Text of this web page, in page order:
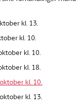
kl. 13.
kl. 10.
kl. 10.
kl. 18.
kl. 10.
kl. 13.